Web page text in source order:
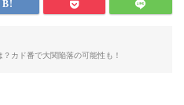
カド番で大関陥落の可能性も！